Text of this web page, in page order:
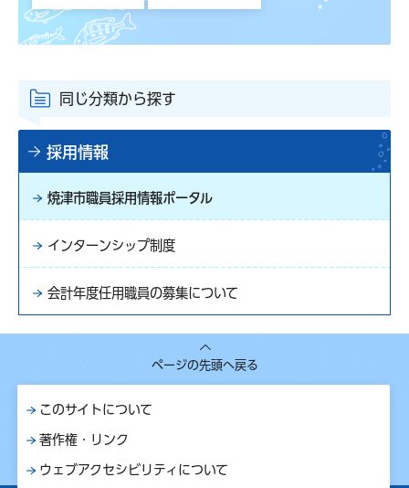
同じ分類から探す
採用情報
焼津市職員採用情報ポータル
インターンシップ制度
会計年度任用職員の募集について
ページの先頭へ戻る
このサイトについて
著作権・リンク
ウェブアクセシビリティについて